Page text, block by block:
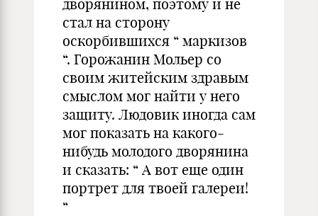
дворянином, поэтому и не
стал на сторону
оскорбившихся “ маркизов
“. Горожанин Мольер со
своим житейским здравым
смыслом мог найти у него
защиту. Людовик иногда сам
мог показать на какого-
нибудь молодого дворянина
и сказать: “ А вот еще один
портрет для твоей галереи!
“